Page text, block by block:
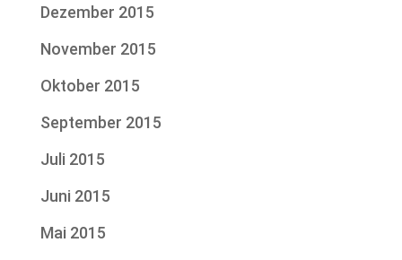
Dezember 2015
November 2015
Oktober 2015
September 2015
Juli 2015
Juni 2015
Mai 2015